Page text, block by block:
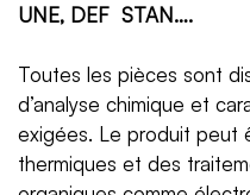
UNE, DEF STAN….
Toutes les pièces sont
d’analyse chimique et
exigées. Le produit peut
thermiques et des